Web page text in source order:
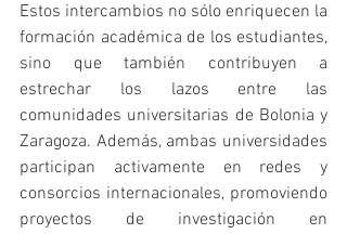
Estos intercambios no sólo enriquecen la
formación académica de los estudiantes,
sino que también contribuyen a
estrechar los lazos entre las
comunidades universitarias de Bolonia y
Zaragoza. Además, ambas universidades
participan activamente en redes y
consorcios internacionales, promoviendo
proyectos de investigación en